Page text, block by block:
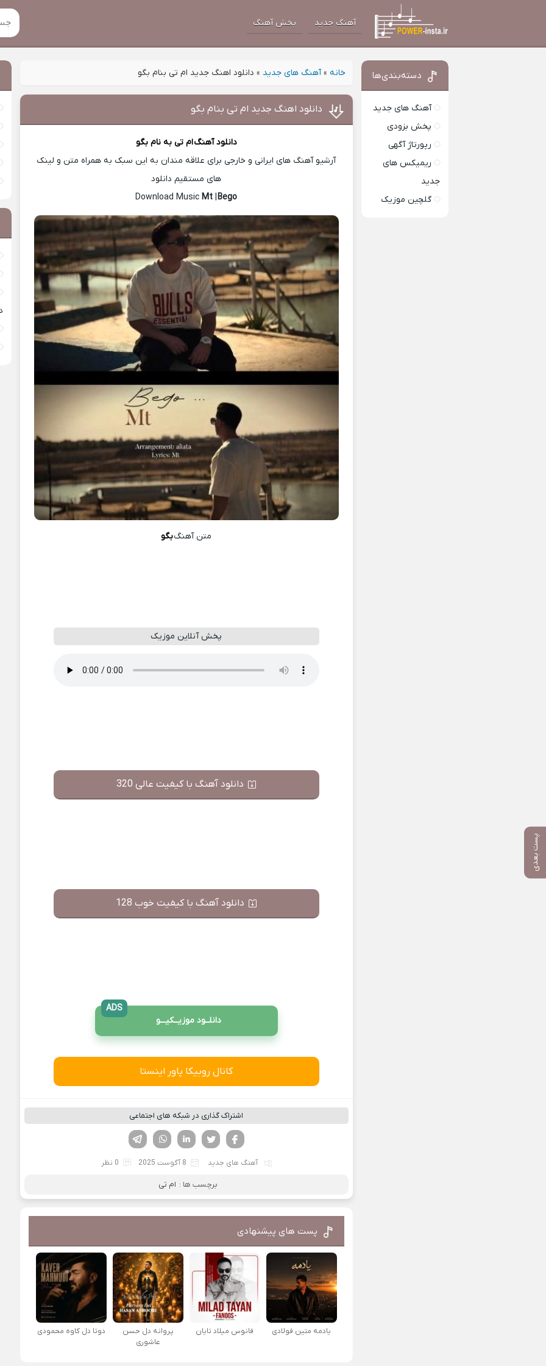
آهنگ جدید پخش آهنگ
خانه »آهنگ های جدید » دانلود اهنگ جدید ام تی بنام بگو
پست بعدی
دانلود اهنگ جدید ام تی بنام بگو
دانلود آهنگام تی به نام بگو
آرشیو آهنگ های ایرانی و خارجی برای علاقه مندان به این سبک به همراه متن و لینک
های مستقیم دانلود
Download Music
Mt|Bego
متن آهنگبگو
پخش آنلاین موزیک
دانلود آهنگ با کیفیت عالی 320
دانلود آهنگ با کیفیت خوب 128
دانلــود موزیــکیـــو
ADS
کانال روبیکا پاور اینستا
اشتراک گذاری در شبکه های اجتماعی
لینکدین تویتر
فیسوک
آهنگ های جدید 8 آگوست 2025 0 نظر
برچسب ها : ام تی
پست های پیشنهادی
یادمه متین فولادی فانوس میلاد تایان
پروانه دل حسن
عاشوری
دوتا دل کاوه محمودی
دسته‌بندی‌ها
آهنگ های جدید
پخش بزودی
رپورتاژ آگهی
ریمیکس های
جدید
گلچین موزیک